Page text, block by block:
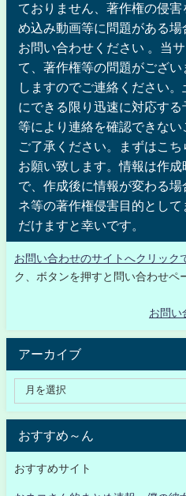
ておりません、著作権の侵
め込み動画等に問題がある
お問い合わせください 。当
て、著作権等の問題がござ
しますのでご連絡ください
にできる限り迅速に対応す
等により連絡を確認できない
ご了承ください。まずはこ
お願い致します。情報は作
で、作成後に情報が変わる
ネ等の著作権侵害目的とし
だけますと幸いです。
お問い合わせのサイトへクリック
ク、ボタンを押すと問い合わせペ
お問い
アーカイブ
おすすめ～ん
おすすめサイト